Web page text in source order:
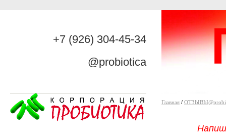
+7 (926) 304-45-34
@probiotica
Главная /